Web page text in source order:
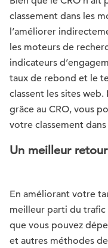
classement dans les
l’améliorer
les moteurs de
indicateurs
taux de rebond et le
classent les sites
grâce au CRO, vous
votre classement
Un meilleur
En améliorant votre
meilleur parti du trafic
que vous pouvez
et autres méthodes